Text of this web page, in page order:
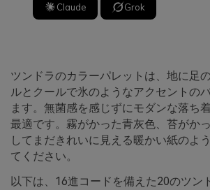
Claude Grok
ツンドラのカラーパレットは、地に足
ルとクールで氷のようなアクセントの
ます。無菌感を感じずにモダンな落ち
最適です。霧がかった青灰色、苔がか
してまだきれいに見える暖かい紙のよ
てください。
以下は、16進コードを備えた20のツン